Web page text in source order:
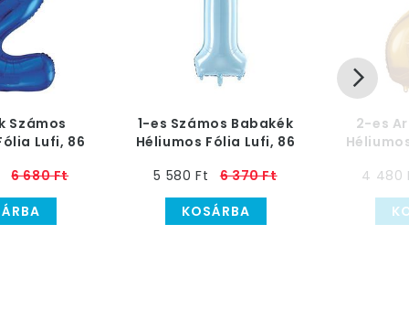
Számos
Lufi, 86
6 680 Ft
1-es Számos Babakék
Héliumos Fólia Lufi, 86
5 580 Ft
6 370 Ft
KOSÁRBA
2-es
4 480